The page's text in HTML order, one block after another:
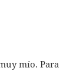
mío. Para